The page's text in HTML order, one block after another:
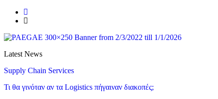
Latest News
Supply Chain Services
Τι θα γινόταν αν τα Logistics πήγαιναν διακοπές;